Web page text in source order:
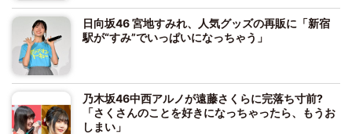
日向坂46 宮地すみれ、人気グッズの再販に「新宿
駅が“すみ”でいっぱいになっちゃう」
乃木坂46中西アルノが遠藤さくらに完落ち寸前?
「さくさんのことを好きになっちゃったら、もうお
しまい」